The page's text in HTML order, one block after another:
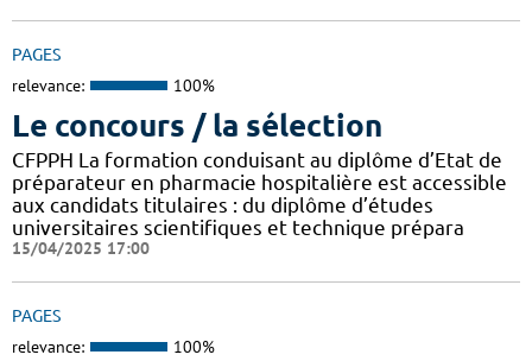
PAGES
relevance: 100%
Le concours / la sélection
CFPPH La formation conduisant au diplôme d’Etat de
préparateur en pharmacie hospitalière est accessible
aux candidats titulaires : du diplôme d’études
universitaires scientifiques et technique prépara
15/04/2025 17:00
PAGES
relevance: 100%